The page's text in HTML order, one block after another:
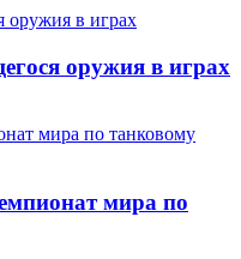
оружия в играх
мира по